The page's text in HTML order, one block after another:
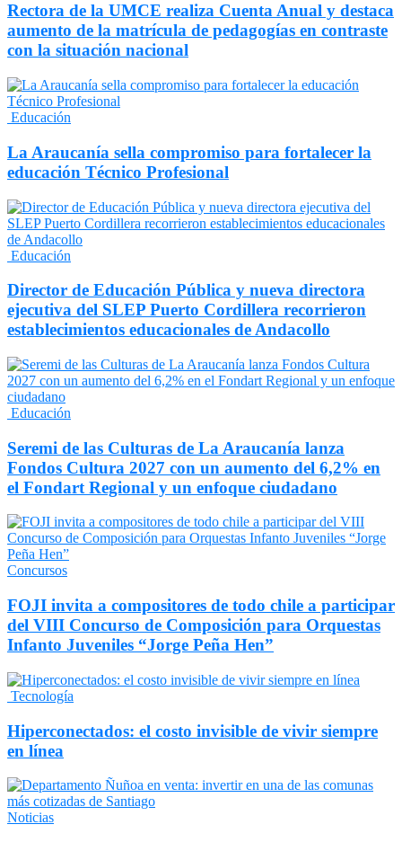
Rectora de la UMCE realiza Cuenta Anual y destaca
aumento de la matrícula de pedagogías en contraste
con la situación nacional
Educación
La Araucanía sella compromiso para fortalecer la
educación Técnico Profesional
Educación
Director de Educación Pública y nueva directora
ejecutiva del SLEP Puerto Cordillera recorrieron
establecimientos educacionales de Andacollo
Educación
Seremi de las Culturas de La Araucanía lanza
Fondos Cultura 2027 con un aumento del 6,2% en
el Fondart Regional y un enfoque ciudadano
Concursos
FOJI invita a compositores de todo chile a participar
del VIII Concurso de Composición para Orquestas
Infanto Juveniles “Jorge Peña Hen”
Tecnología
Hiperconectados: el costo invisible de vivir siempre
en línea
Noticias